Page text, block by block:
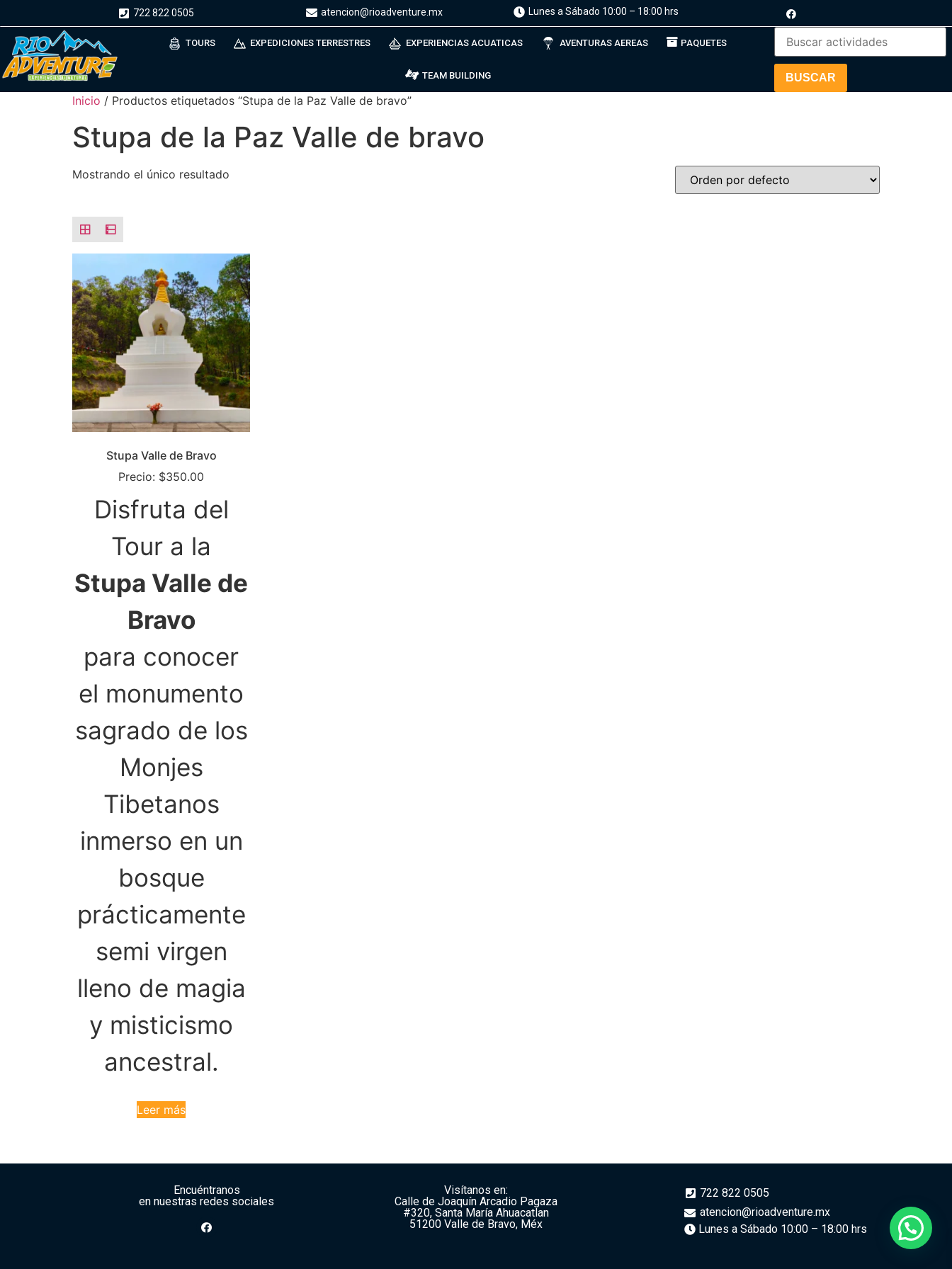
722 822 0505 atencion@rioadventure.mx Lunes a Sábado 10:00 – 18:00 hrs
TOURS EXPEDICIONES TERRESTRES EXPERIENCIAS ACUATICAS AVENTURAS AEREAS PAQUETES
TEAM BUILDING
Inicio / Productos etiquetados “Stupa de la Paz Valle de bravo”
Stupa de la Paz Valle de bravo
Mostrando el único resultado
Stupa Valle de Bravo
Precio: $350.00
Disfruta del
Tour a la
Stupa Valle de
Bravo
para conocer
el monumento
sagrado de los
Monjes
Tibetanos
inmerso en un
bosque
prácticamente
semi virgen
lleno de magia
y misticismo
ancestral.
Leer más
Encuéntranos
en nuestras redes sociales
Visítanos en:
Calle de Joaquín Arcadio Pagaza
#320, Santa María Ahuacatlan
51200 Valle de Bravo, Méx
722 822 0505
atencion@rioadventure.mx
Lunes a Sábado 10:00 – 18:00 hrs